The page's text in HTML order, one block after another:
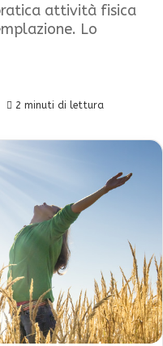
attività fisica
Lo
2 minuti di lettura